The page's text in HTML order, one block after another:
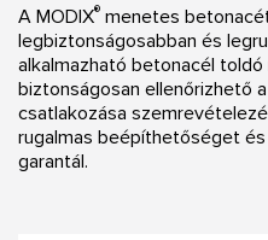
A MODIX® menetes
legbiztonságosabban és
alkalmazható betonacél
biztonságosan ellenőrizhető
csatlakozása
rugalmas beépíthetőséget
garantál.